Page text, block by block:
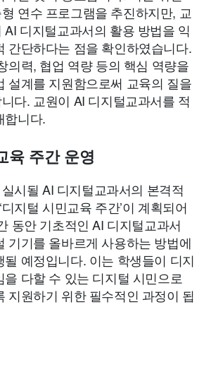
연수 프로그램을 추진하지만, 교
디지털교과서의 활용 방법을 익
간단하다는 점을 확인하였습니다.
의력, 협업 역량 등의 핵심 역량을
설계를 지원함으로써 교육의 질을
다. 교원이 AI 디지털교과서를 적
합니다.
육 주간 운영
시될 AI 디지털교과서의 본격적
지털 시민교육 주간’이 계획되어
동안 기초적인 AI 디지털교과서
기기를 올바르게 사용하는 방법에
예정입니다. 이는 학생들이 디지
을 다할 수 있는 디지털 시민으로
지원하기 위한 필수적인 과정이 됩